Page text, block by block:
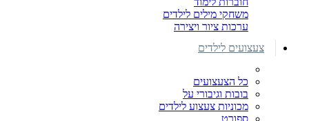
משחקי מילים לילדים
ערכות ציור ויצירה
צעצועים לילדים
כל הצעצועים
בובות וגיבורי על
מכוניות צעצוע לילדים
ספורט